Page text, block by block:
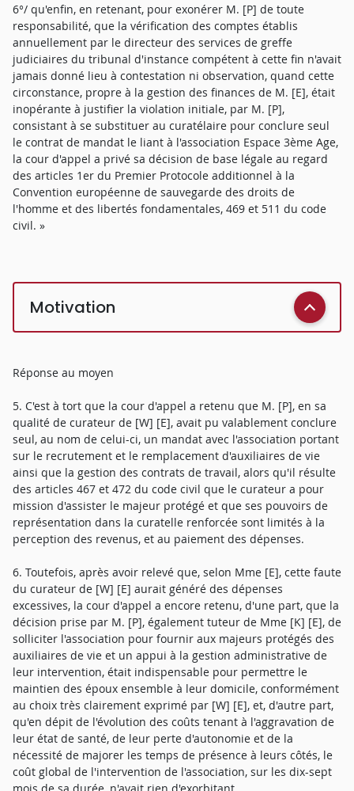
6°/ qu'enfin, en retenant, pour exonérer M. [P] de toute
responsabilité, que la vérification des comptes établis
annuellement par le directeur des services de greffe
judiciaires du tribunal d'instance compétent à cette fin n'avait
jamais donné lieu à contestation ni observation, quand cette
circonstance, propre à la gestion des finances de M. [E], était
inopérante à justifier la violation initiale, par M. [P],
consistant à se substituer au curatélaire pour conclure seul
le contrat de mandat le liant à l'association Espace 3ème Age,
la cour d'appel a privé sa décision de base légale au regard
des articles 1er du Premier Protocole additionnel à la
Convention européenne de sauvegarde des droits de
l'homme et des libertés fondamentales, 469 et 511 du code
civil. »
Motivation
Réponse au moyen
5. C'est à tort que la cour d'appel a retenu que M. [P], en sa
qualité de curateur de [W] [E], avait pu valablement conclure
seul, au nom de celui-ci, un mandat avec l'association portant
sur le recrutement et le remplacement d'auxiliaires de vie
ainsi que la gestion des contrats de travail, alors qu'il résulte
des articles 467 et 472 du code civil que le curateur a pour
mission d'assister le majeur protégé et que ses pouvoirs de
représentation dans la curatelle renforcée sont limités à la
perception des revenus, et au paiement des dépenses.
6. Toutefois, après avoir relevé que, selon Mme [E], cette faute
du curateur de [W] [E] aurait généré des dépenses
excessives, la cour d'appel a encore retenu, d'une part, que la
décision prise par M. [P], également tuteur de Mme [K] [E], de
solliciter l'association pour fournir aux majeurs protégés des
auxiliaires de vie et un appui à la gestion administrative de
leur intervention, était indispensable pour permettre le
maintien des époux ensemble à leur domicile, conformément
au choix très clairement exprimé par [W] [E], et, d'autre part,
qu'en dépit de l'évolution des coûts tenant à l'aggravation de
leur état de santé, de leur perte d'autonomie et de la
nécessité de majorer les temps de présence à leurs côtés, le
coût global de l'intervention de l'association, sur les dix-sept